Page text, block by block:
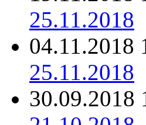
25.11.2018
04.11.2018
25.11.2018
30.09.2018